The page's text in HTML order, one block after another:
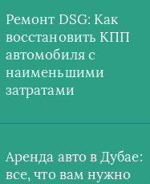
Ремонт DSG: Как
восстановить КПП
автомобиля с
наименьшими
затратами
Аренда авто в Дубае:
все, что вам нужно